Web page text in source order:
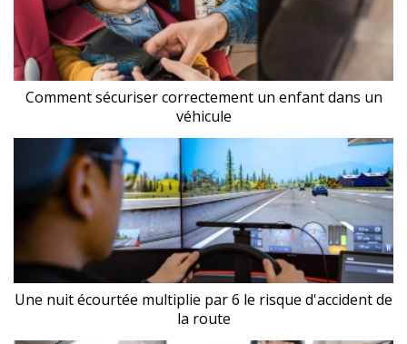
Comment sécuriser correctement un enfant dans un
véhicule
Une nuit écourtée multiplie par 6 le risque d'accident de
la route